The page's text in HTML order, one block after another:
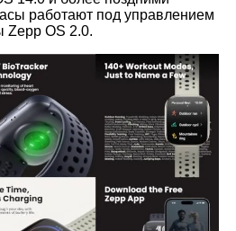
работают под управлением
Zepp OS 2.0.